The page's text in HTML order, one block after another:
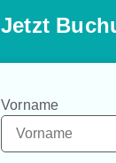
Jetzt
Vorname